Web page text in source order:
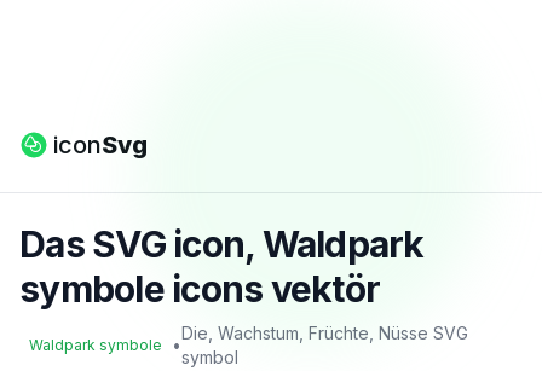
iconSvg
Das SVG icon, Waldpark
symbole icons vektör
Waldpark symbole •
Die, Wachstum, Früchte, Nüsse SVG
symbol